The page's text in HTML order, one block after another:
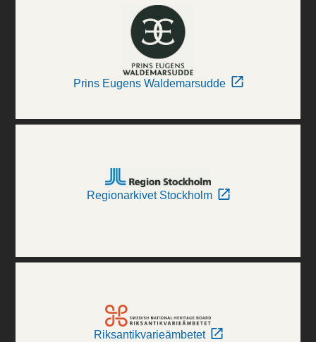
Prins Eugens Waldemarsudde
Regionarkivet Stockholm
Riksantikvarieämbetet